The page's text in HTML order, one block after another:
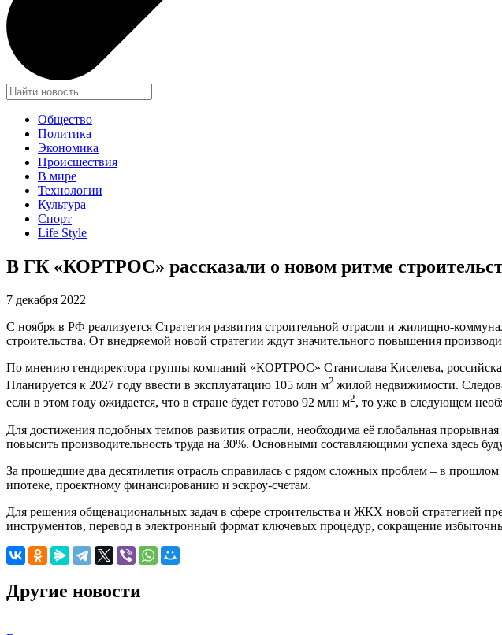
Общество
Политика
Экономика
Происшествия
В мире
Технологии
Культура
Спорт
Life Style
В ГК «КОРТРОС» рассказали о новом ритме
7 декабря 2022
С ноября в РФ реализуется Стратегия развития строительной отрасли и жилищно-
строительства. От внедряемой новой стратегии ждут значительного повышения
По мнению гендиректора группы компаний «КОРТРОС» Станислава Киселева,
Планируется к 2027 году ввести в эксплуатацию 105 млн м2 жилой недвижимости.
если в этом году ожидается, что в стране будет готово 92 млн м2, то уже в следующем
Для достижения подобных темпов развития отрасли, необходима её глобальная
повысить производительность труда на 30%. Основными составляющими успеха здесь
За прошедшие два десятилетия отрасль справилась с рядом сложных проблем – в
ипотеке, проектному финансированию и эскроу-счетам.
Для решения общенациональных задач в сфере строительства и ЖКХ новой стратегией
инструментов, перевод в электронный формат ключевых процедур, сокращение
Другие новости